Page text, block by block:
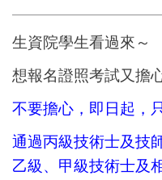
生資院學生看過來～
想報名證照考試又擔
不要擔心，即日起，
通過丙級技術士及技
乙級、甲級技術士及